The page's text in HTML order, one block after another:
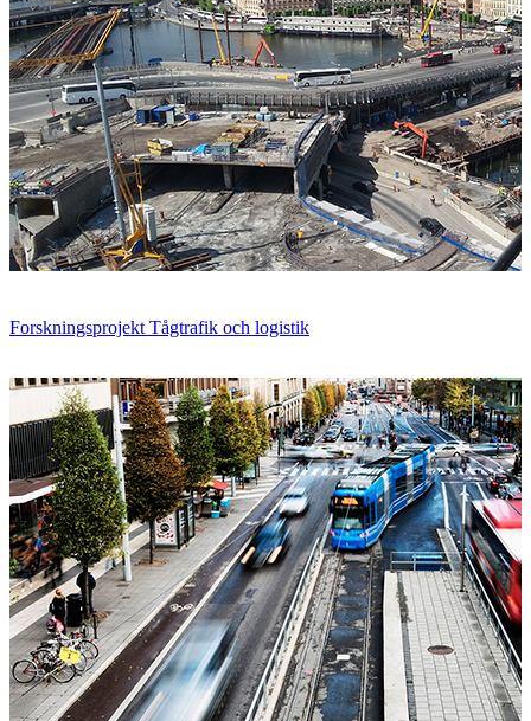
Forskningsprojekt Tågtrafik och logistik